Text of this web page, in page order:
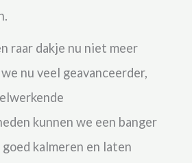
raar dakje nu niet meer
nu veel geavanceerder,
kunnen we een banger
kalmeren en laten